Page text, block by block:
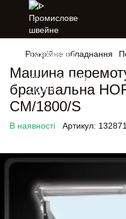
Розкрійне обладнання
Машина
бракувальна
CM/1800/S
В наявності Артикул: